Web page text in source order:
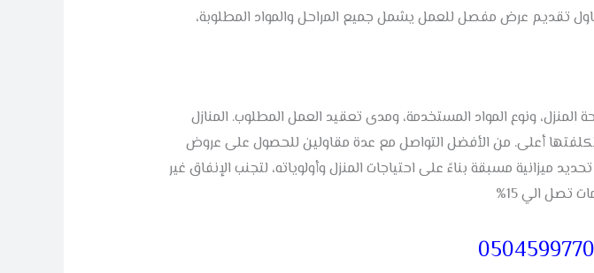
تقديم عرض مفصل للعمل يشمل جميع المراحل والمواد المطلوبة،
ونوع المواد المستخدمة، ومدى تعقيد العمل المطلوب. المنازل
تكلفتها أعلى. من الأفضل التواصل مع عدة مقاولين للحصول على عروض
ميزانية مسبقة بناءً على احتياجات المنزل وأولوياته، لتجنب الإنفاق غير
الي 15%
0504599770